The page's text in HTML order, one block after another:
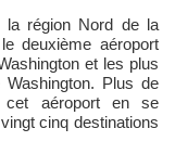
la région Nord de la
deuxième aéroport
et les plus
Plus de
cet aéroport en se
cinq destinations